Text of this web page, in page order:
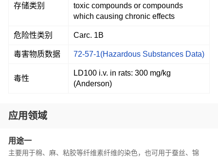
存储类别
toxic compounds or compounds
which causing chronic effects
危险性类别 Carc. 1B
毒害物质数据 72-57-1(Hazardous Substances Data)
毒性
LD100 i.v. in rats: 300 mg/kg
(Anderson)
应用领域
用途一
主要用于棉、麻、粘胶等纤维素纤维的染色，也可用于蚕丝、锦